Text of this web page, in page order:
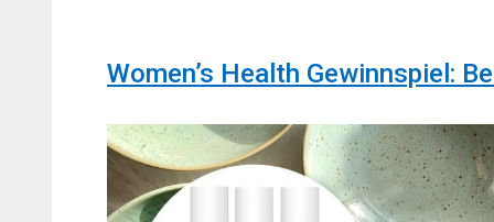
Women’s Health Gewinnspiel: